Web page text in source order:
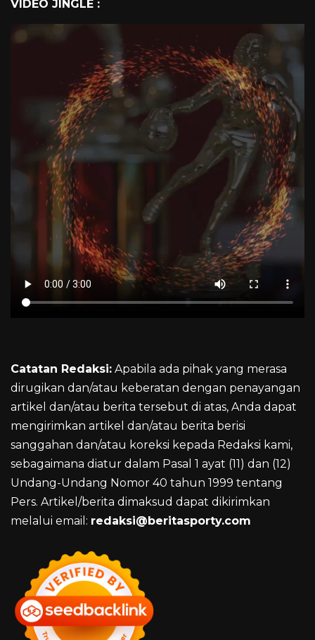
VIDEO JINGLE :
Catatan Redaksi: Apabila ada pihak yang merasa
dirugikan dan/atau keberatan dengan penayangan
artikel dan/atau berita tersebut di atas, Anda dapat
mengirimkan artikel dan/atau berita berisi
sanggahan dan/atau koreksi kepada Redaksi kami,
sebagaimana diatur dalam Pasal 1 ayat (11) dan (12)
Undang-Undang Nomor 40 tahun 1999 tentang
Pers. Artikel/berita dimaksud dapat dikirimkan
melalui email: redaksi@beritasporty.com